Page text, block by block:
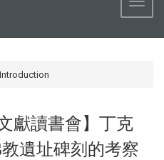
獻讀書會】丁克
遺址碑刻的考察